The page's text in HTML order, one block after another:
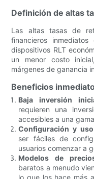
Definición de altas
Las altas tasas de
financieros
dispositivos RLT
un menor costo
márgenes de ganancia
Beneficios
Baja inversión
requieren una
accesibles a una
Configuración y
ser fáciles de
usuarios comenzar a
Modelos de
baratos a menudo
lo que los hace más